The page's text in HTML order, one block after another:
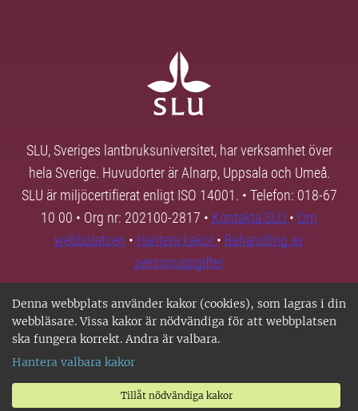
Denna webbplats använder kakor (cookies), som lagras i din
webbläsare. Vissa kakor är nödvändiga för att webbplatsen
ska fungera korrekt. Andra är valbara.
Hantera valbara kakor
Tillåt nödvändiga kakor
SLU, Sveriges lantbruksuniversitet, har verksamhet över
hela Sverige. Huvudorter är Alnarp, Uppsala och Umeå.
SLU är miljöcertifierat enligt ISO 14001. • Telefon: 018-67
10 00 • Org nr: 202100-2817 • Kontakta SLU • Om
webbplatsen • Hantera kakor • Behandling av
personuppgifter